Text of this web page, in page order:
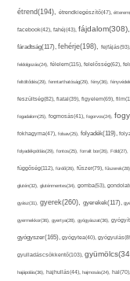
étrend(194), étrendkiegészítő(47),
facebook(42), fahéj(43), fájdalom(308),
fáradtság(117), fehérje(198), fejfájás(93),
feldolgozás(24), félelem(115), felelősség(62),
feltöltődés(29), fenntarthatóság(29), fény(36),
feszültség(82), fiatal(39), figyelem(69),
fogadalom(25), fogmosás(41), fogorvos(24),
fokhagyma(47), folsav(25), folyadék(119),
folyadékpótlás(29), fontos(25), forralt bor(26), Föld(27),
függőség(112), fürdő(26), fűszer(79), fűszerek(28),
glutén(32), gluténmentes(34), gomba(53),
gyász(31), gyerek(260), gyerekek(117),
gyermekkor(36), gyertya(28), gyógyászat(36),
gyógyszer(165), gyógytea(40),
gyulladáscsökkentő(103),
hajápolás(36), hajhullás(44), hajmosás(24), hal(70),